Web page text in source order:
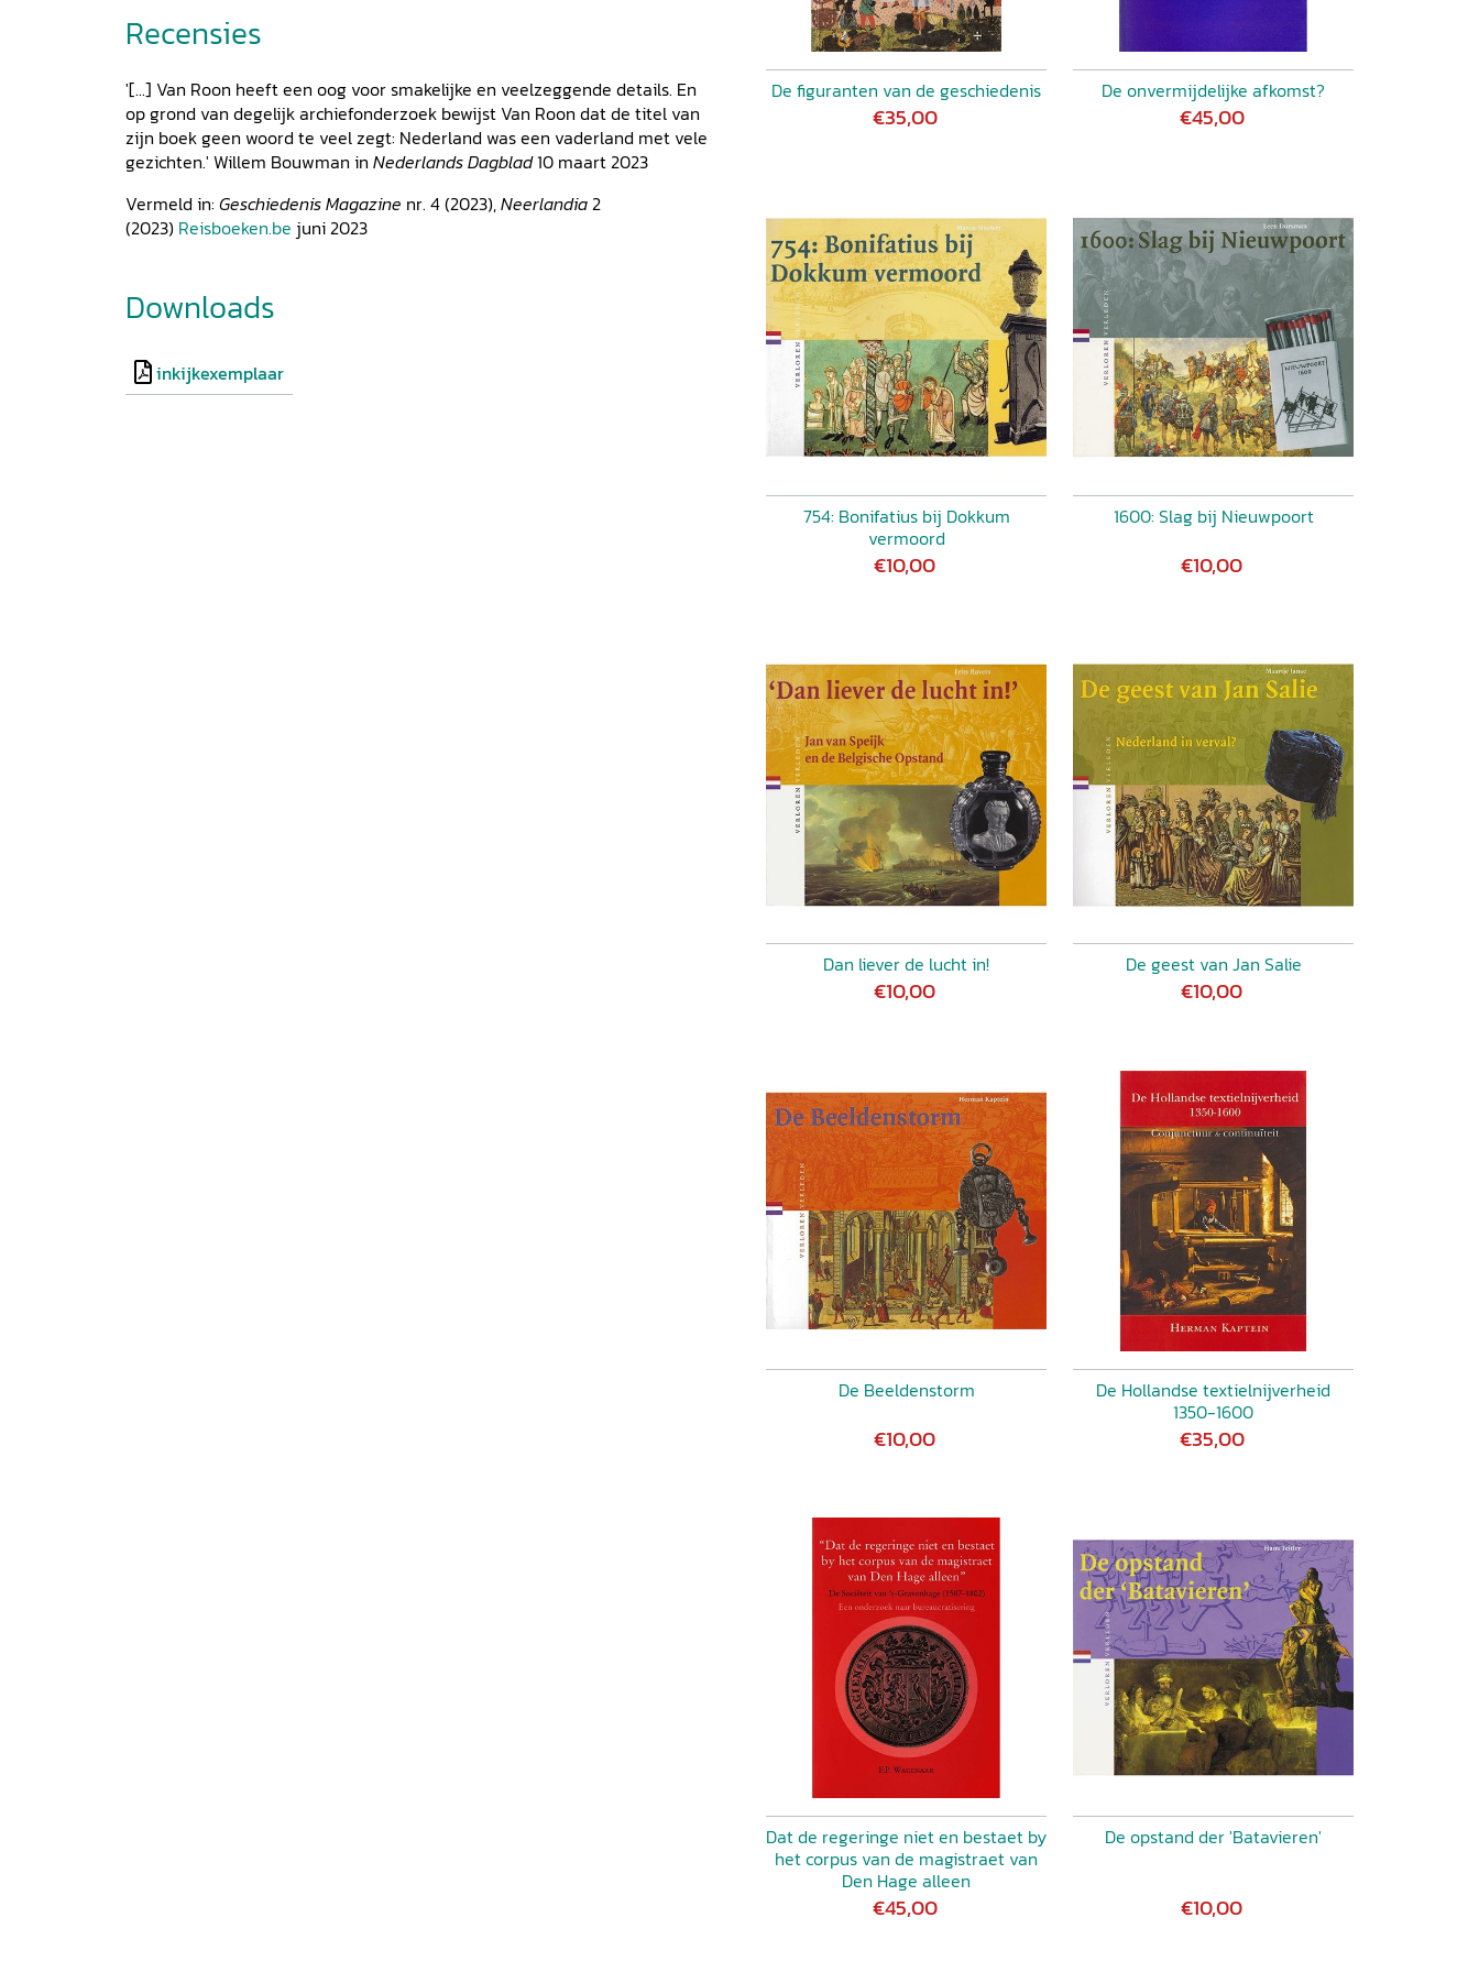
Recensies
'[...] Van Roon heeft een oog voor smakelijke en veelzeggende details. En
op grond van degelijk archiefonderzoek bewijst Van Roon dat de titel van
zijn boek geen woord te veel zegt: Nederland was een vaderland met vele
gezichten.' Willem Bouwman in Nederlands Dagblad10 maart 2023
Vermeld in: Geschiedenis Magazine nr. 4 (2023),Neerlandia2
(2023) Reisboeken.be juni 2023
Downloads
inkijkexemplaar
De figuranten van de geschiedenis
€35,00
De onvermijdelijke afkomst?
€45,00
754: Bonifatius bij Dokkum
vermoord
€10,00
1600: Slag bij Nieuwpoort
€10,00
Dan liever de lucht in!
€10,00
De geest van Jan Salie
€10,00
De Beeldenstorm
€10,00
De Hollandse textielnijverheid
1350-1600
€35,00
Dat de regeringe niet en bestaet by
het corpus van de magistraet van
Den Hage alleen
€45,00
De opstand der 'Batavieren'
€10,00